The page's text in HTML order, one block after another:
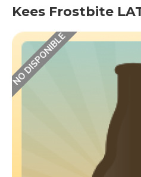
Kees Frostbite
NO DISPONIBLE